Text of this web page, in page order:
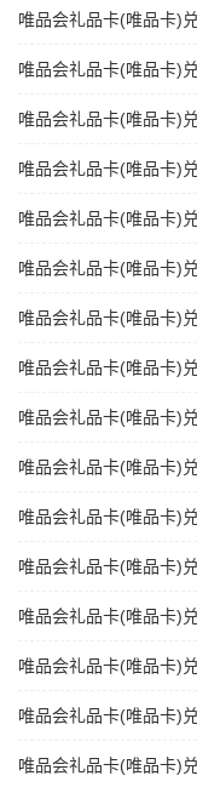
唯品会礼品卡(唯品卡)
唯品会礼品卡(唯品卡)
唯品会礼品卡(唯品卡)
唯品会礼品卡(唯品卡)
唯品会礼品卡(唯品卡)
唯品会礼品卡(唯品卡)
唯品会礼品卡(唯品卡)
唯品会礼品卡(唯品卡)
唯品会礼品卡(唯品卡)
唯品会礼品卡(唯品卡)
唯品会礼品卡(唯品卡)
唯品会礼品卡(唯品卡)
唯品会礼品卡(唯品卡)
唯品会礼品卡(唯品卡)
唯品会礼品卡(唯品卡)
唯品会礼品卡(唯品卡)